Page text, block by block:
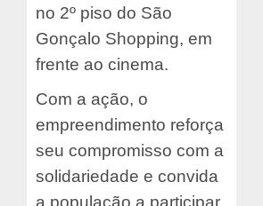
no 2º piso do São
Gonçalo Shopping, em
frente ao cinema.
Com a ação, o
empreendimento reforça
seu compromisso com a
solidariedade e convida
a população a participar